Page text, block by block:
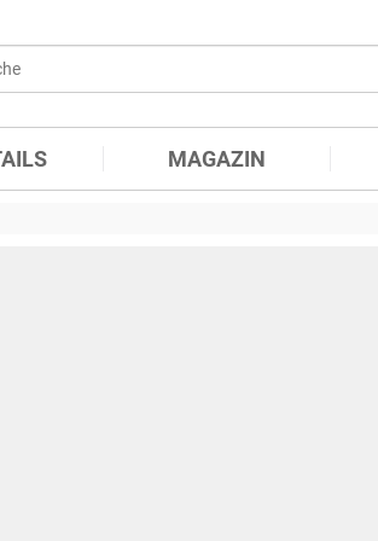
MAGAZIN